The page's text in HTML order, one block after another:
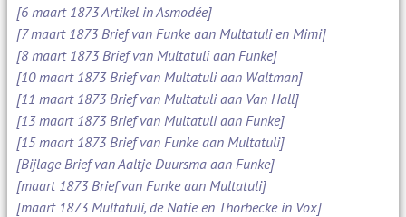
[6 maart 1873 Artikel in Asmodée]
[7 maart 1873 Brief van Funke aan Multatuli en Mimi]
[8 maart 1873 Brief van Multatuli aan Funke]
[10 maart 1873 Brief van Multatuli aan Waltman]
[11 maart 1873 Brief van Multatuli aan Van Hall]
[13 maart 1873 Brief van Multatuli aan Funke]
[15 maart 1873 Brief van Funke aan Multatuli]
[Bijlage Brief van Aaltje Duursma aan Funke]
[maart 1873 Brief van Funke aan Multatuli]
[maart 1873 Multatuli, de Natie en Thorbecke in Vox]